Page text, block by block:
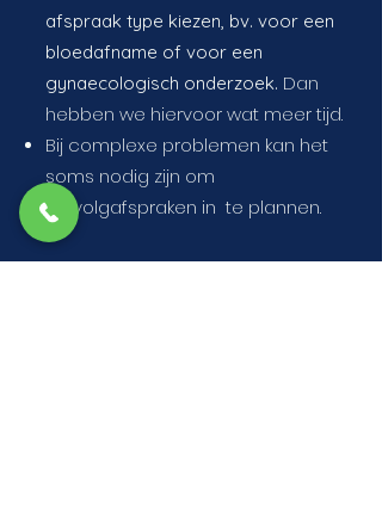
afspraak type kiezen, bv. voor een
bloedafname of voor een
gynaecologisch onderzoek. Dan
hebben we hiervoor wat meer tijd.
Bij complexe problemen kan het
soms nodig zijn om
vervolgafspraken in te plannen.